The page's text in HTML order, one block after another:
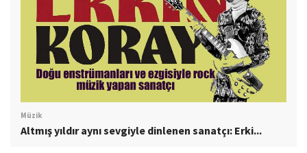
Müzik
Altmış yıldır aynı sevgiyle dinlenen sanatçı: Erki...